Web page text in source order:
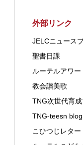
外部リンク
JELCニュース
聖書日課
ルーテルアワ
教会讃美歌
TNG次世代育
TNG-teesn blog
こひつじレター